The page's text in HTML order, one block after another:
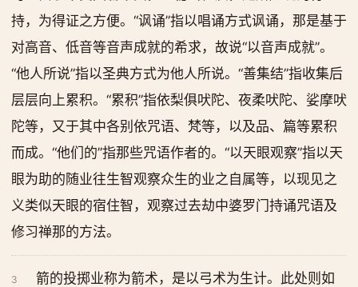
持，为得证之方便。“讽诵”指以唱诵方式讽诵，那是基于
对高音、低音等音声成就的希求，故说“以音声成就”。
“他人所说”指以圣典方式为他人所说。“善集结”指收集后
层层向上累积。“累积”指依梨俱吠陀、夜柔吠陀、娑摩吠
陀等，又于其中各别依咒语、梵等，以及品、篇等累积
而成。“他们的”指那些咒语作者的。“以天眼观察”指以天
眼为助的随业往生智观察众生的业之自属等，以现见之
义类似天眼的宿住智，观察过去劫中婆罗门持诵咒语及
修习禅那的方法。
3
箭的投掷业称为箭术，是以弓术为生计。此处则如